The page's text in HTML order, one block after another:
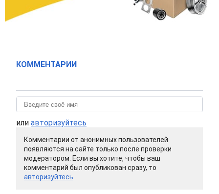
КОММЕНТАРИИ
или авторизуйтесь
Комментарии от анонимных пользователей
появляются на сайте только после проверки
модератором. Если вы хотите, чтобы ваш
комментарий был опубликован сразу, то
авторизуйтесь